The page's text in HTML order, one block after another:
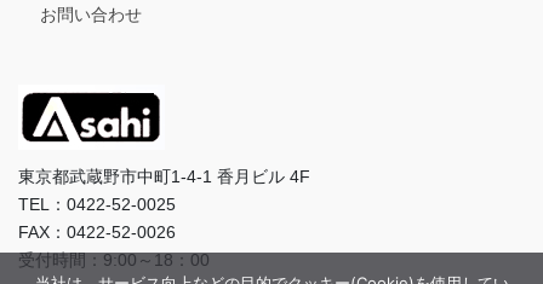
お問い合わせ
東京都武蔵野市中町1-4-1 香月ビル 4F
TEL：0422-52-0025
FAX：0422-52-0026
受付時間：9:00～18：00